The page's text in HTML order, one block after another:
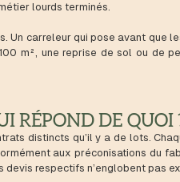
lourds terminés.
carreleur qui pose avant
m², une reprise de sol ou
RÉPOND DE QUOI
distincts qu’il y a de lots.
aux préconisations du
respectifs n’englobent pas